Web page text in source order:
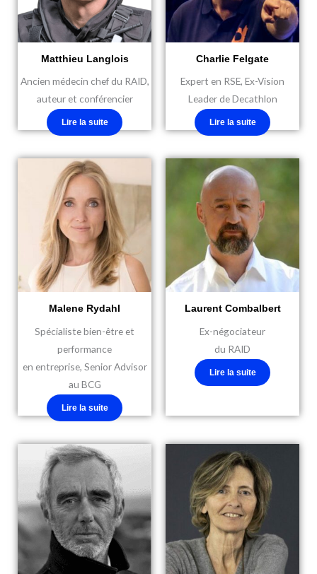
Matthieu Langlois
Ancien médecin chef du RAID,
auteur et conférencier
Lire la suite
Charlie Felgate
Expert en RSE, Ex-Vision
Leader de Decathlon
Lire la suite
Malene Rydahl
Spécialiste bien-être et
performance
en entreprise, Senior Advisor
au BCG
Lire la suite
Laurent Combalbert
Ex-négociateur
du RAID
Lire la suite